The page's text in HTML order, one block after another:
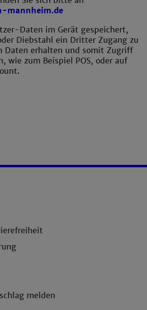
mannheim.de
Daten im Gerät gespeichert,
Diebstahl ein Dritter Zugang zu
Daten erhalten und somit Zugriff
wie zum Beispiel POS, oder auf
melden